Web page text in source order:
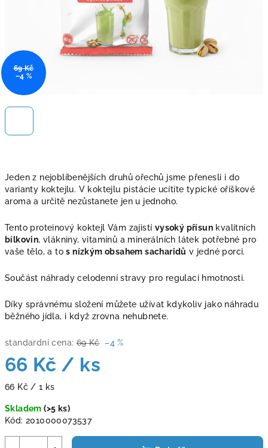
Jeden z nejoblíbenějších druhů ořechů jsme přenesli i do
varianty koktejlu. V koktejlu pistácie ucítíte typické oříškové
aroma a určitě nezůstanete jen u jednoho.
Tento proteinový koktejl Vám zajistí vysoký přísun kvalitních
bílkovin, vlákniny, vitamínů a minerálních látek potřebné pro
vaše tělo, a tos nízkým obsahem sacharidů v jedné porci.
Součást náhrady celodenní stravy pro regulaci hmotnosti.
Díky správnému složení můžete užívat kdykoliv jako náhradu
běžného jídla, i když zrovna nehubnete.
standardní cena: 69 Kč –4 %
66 Kč / ks
Měrná
66 Kč / 1 ks
Skladem(>5 ks)
Kód: 2010000073537
69 Kč
–4 %